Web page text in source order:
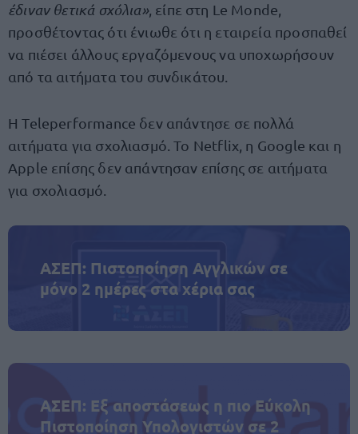
έδιναν θετικά σχόλια», είπε στη Le Monde,
προσθέτοντας ότι ένιωθε ότι η εταιρεία προσπαθεί
να πιέσει άλλους εργαζόμενους να υποχωρήσουν
από τα αιτήματα του συνδικάτου.
Η Teleperformance δεν απάντησε σε πολλά
αιτήματα για σχολιασμό. Το Netflix, η Google και η
Apple επίσης δεν απάντησαν επίσης σε αιτήματα
για σχολιασμό.
ΑΣΕΠ: Πιστοποίηση Αγγλικών σε
μόνο 2 ημέρες στα χέρια σας
ΑΣΕΠ: Εξ αποστάσεως η πιο Εύκολη
Πιστοποίηση Υπολογιστών σε 2